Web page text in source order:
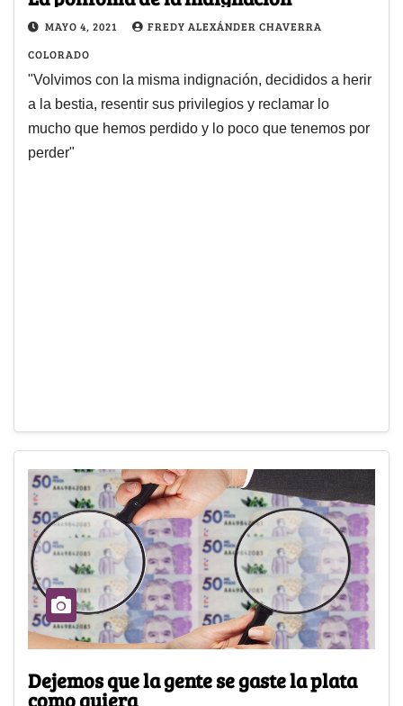
MAYO 4, 2021
FREDY ALEXÁNDER CHAVERRA
COLORADO
"Volvimos con la misma indignación, decididos a herir
a la bestia, resentir sus privilegios y reclamar lo
mucho que hemos perdido y lo poco que tenemos por
perder"
Dejemos que la gente se gaste la plata
como quiera